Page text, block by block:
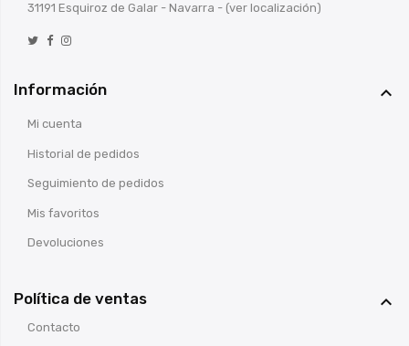
31191 Esquiroz de Galar - Navarra - (ver localización)
Información 
Mi cuenta
Historial de pedidos
Seguimiento de pedidos
Mis favoritos
Devoluciones
Política de ventas 
Contacto